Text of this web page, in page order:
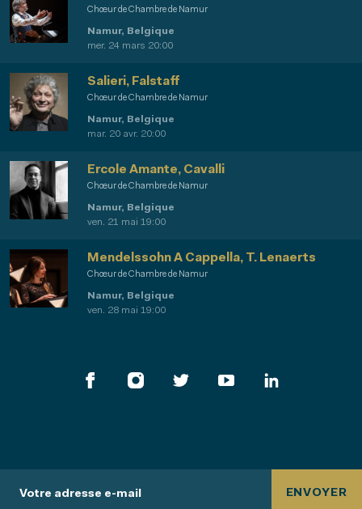
Chœur de Chambre de Namur
Namur, Belgique
mer. 24 mars 20:00
Chœur de Chambre de Namur
Salieri, Falstaff
Namur, Belgique
mar. 20 avr. 20:00
Chœur de Chambre de Namur
Ercole Amante, Cavalli
Namur, Belgique
ven. 21 mai 19:00
Chœur de Chambre de Namur
Mendelssohn A Cappella, T. Lenaerts
Namur, Belgique
ven. 28 mai 19:00
Votre adresse e-mail ENVOYER